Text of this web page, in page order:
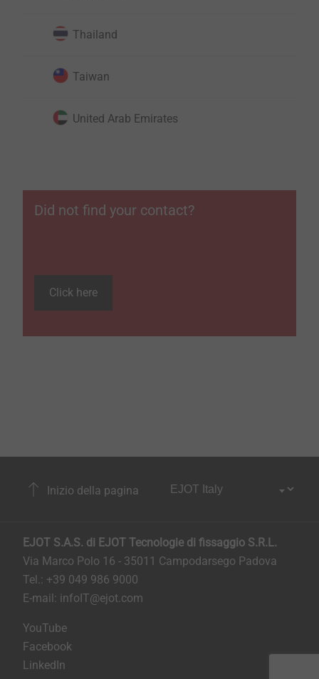
Thailand
Taiwan
United Arab Emirates
Did not find your contact?
Click here
Inizio della pagina
EJOT S.A.S. di EJOT Tecnologie di fissaggio S.R.L.
Via Marco Polo 16 - 35011 Campodarsego Padova
Tel.: +39 049 986 9000
E-mail: infoIT@ejot.com
YouTube
Facebook
LinkedIn